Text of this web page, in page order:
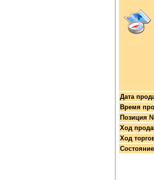
Дата
Время
Позиция
Ход
Ход